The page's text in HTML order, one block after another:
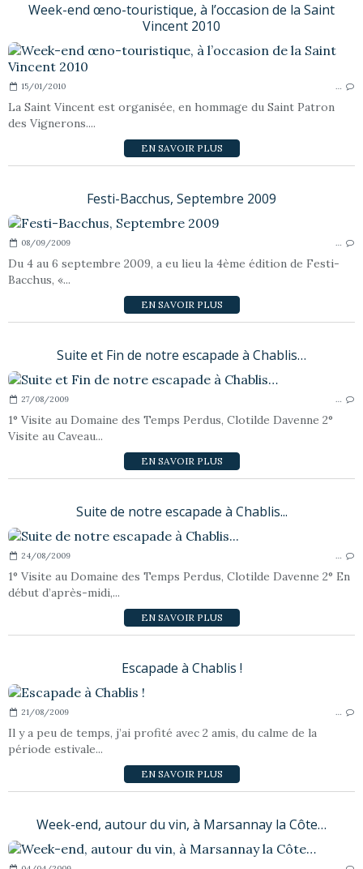
Week-end œno-touristique, à l’occasion de la Saint
Vincent 2010
15/01/2010 …
La Saint Vincent est organisée, en hommage du Saint Patron
des Vignerons....
EN SAVOIR PLUS
Festi-Bacchus, Septembre 2009
08/09/2009 …
Du 4 au 6 septembre 2009, a eu lieu la 4ème édition de Festi-
Bacchus, «...
EN SAVOIR PLUS
Suite et Fin de notre escapade à Chablis…
27/08/2009 …
1° Visite au Domaine des Temps Perdus, Clotilde Davenne 2°
Visite au Caveau...
EN SAVOIR PLUS
Suite de notre escapade à Chablis...
24/08/2009 …
1° Visite au Domaine des Temps Perdus, Clotilde Davenne 2° En
début d’après-midi,...
EN SAVOIR PLUS
Escapade à Chablis !
21/08/2009 …
Il y a peu de temps, j’ai profité avec 2 amis, du calme de la
période estivale...
EN SAVOIR PLUS
Week-end, autour du vin, à Marsannay la Côte…